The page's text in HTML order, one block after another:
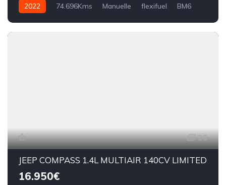
2022 74.696Kms Manuelle flexifuel BM6
26
JEEP COMPASS 1.4L MULTIAIR 140CV LIMITED
16.950€